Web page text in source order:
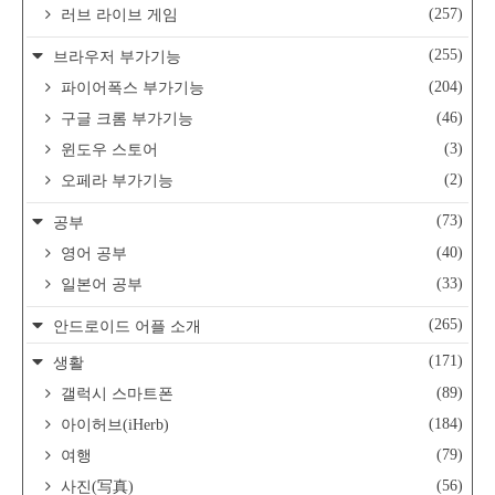
러브 라이브 게임
(257)
브라우저 부가기능
(255)
파이어폭스 부가기능
(204)
구글 크롬 부가기능
(46)
윈도우 스토어
(3)
오페라 부가기능
(2)
공부
(73)
영어 공부
(40)
일본어 공부
(33)
안드로이드 어플 소개 (265)
생활
(171)
갤럭시 스마트폰
(89)
아이허브(iHerb)
(184)
여행
(79)
사진(写真)
(56)